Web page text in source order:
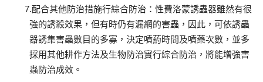
7.配合其他防治措施行綜合防治：性費洛蒙誘蟲器雖然有很
強的誘殺效果，但有時仍有漏網的害蟲，因此，可依誘蟲
器誘集害蟲數目的多寡，決定噴葯時間及噴藥次數，並多
採用其他耕作方法及生物防治實行綜合防治，將能增強害
蟲防治成效。